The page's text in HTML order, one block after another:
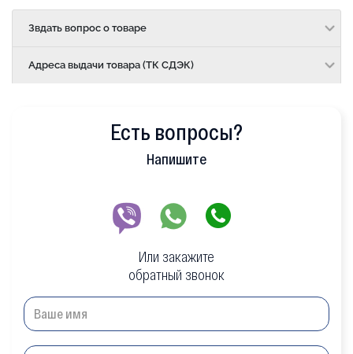
Звдать вопрос о товаре
Адреса выдачи товара (ТК СДЭК)
Есть вопросы?
Напишите
Или закажите
обратный звонок